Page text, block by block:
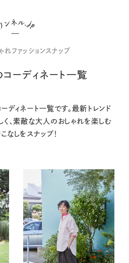
れファッションスナップ
コーディネート一覧
ーディネート一覧です。最新トレンド
く、素敵な大人のおしゃれを楽しむ
なしをスナップ！